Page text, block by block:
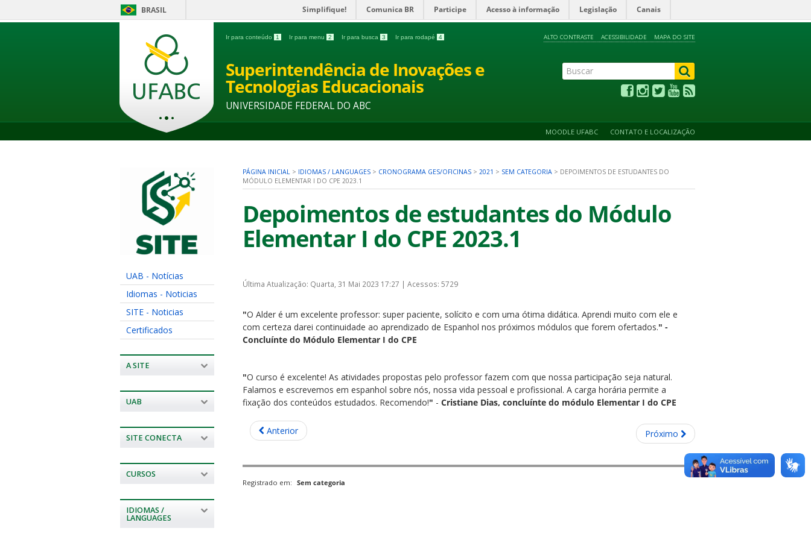
BRASIL Simplifique! Comunica BR Participe Acesso à informação Legislação Canais
Ir para conteúdo 1 Ir para menu 2 Ir para busca 3 Ir para rodapé 4 ALTO CONTRASTE ACESSIBILIDADE MAPA DO SITE
Superintendência de Inovações e
Tecnologias Educacionais
UNIVERSIDADE FEDERAL DO ABC
MOODLE UFABC CONTATO E LOCALIZAÇÃO
UAB - Notícias
Idiomas - Noticias
SITE - Noticias
Certificados
A SITE
UAB
SITE CONECTA
CURSOS
IDIOMAS /
LANGUAGES
PÁGINA INICIAL > IDIOMAS / LANGUAGES > CRONOGRAMA GES/OFICINAS > 2021 > SEM CATEGORIA > DEPOIMENTOS DE ESTUDANTES DO
MÓDULO ELEMENTAR I DO CPE 2023.1
Depoimentos de estudantes do Módulo
Elementar I do CPE 2023.1
Última Atualização: Quarta, 31 Mai 2023 17:27 | Acessos: 5729
"O Alder é um excelente professor: super paciente, solícito e com uma ótima didática. Aprendi muito com ele e
com certeza darei continuidade ao aprendizado de Espanhol nos próximos módulos que forem ofertados." -
Concluínte do Módulo Elementar I do CPE
"O curso é excelente! As atividades propostas pelo professor fazem com que nossa participação seja natural.
Falamos e escrevemos em espanhol sobre nós, nossa vida pessoal e profissional. A carga horária permite a
fixação dos conteúdos estudados. Recomendo!" - Cristiane Dias, concluínte do módulo Elementar I do CPE
Anterior Próximo
Registrado em: Sem categoria